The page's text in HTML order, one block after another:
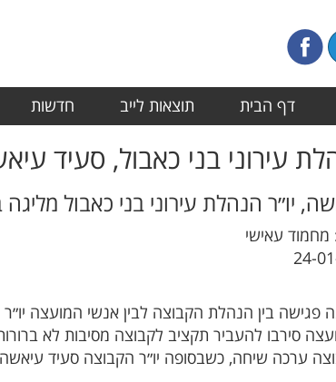
דף הבית תוצאות לייב חדשות
עירוני בני כאבול, סעיד
יו״ר הנהלת עירוני בני כאבול
מחמוד עאישי
24-
פגישה בין הנהלת הקבוצה לבין אנשי המועצה
ערכה שיחה, כשבסופה יו״ר הקבוצה סעיד